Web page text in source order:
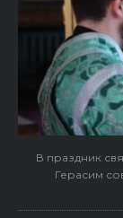
В праздник
Герасим